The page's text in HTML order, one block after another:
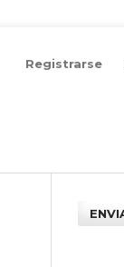
Registrarse